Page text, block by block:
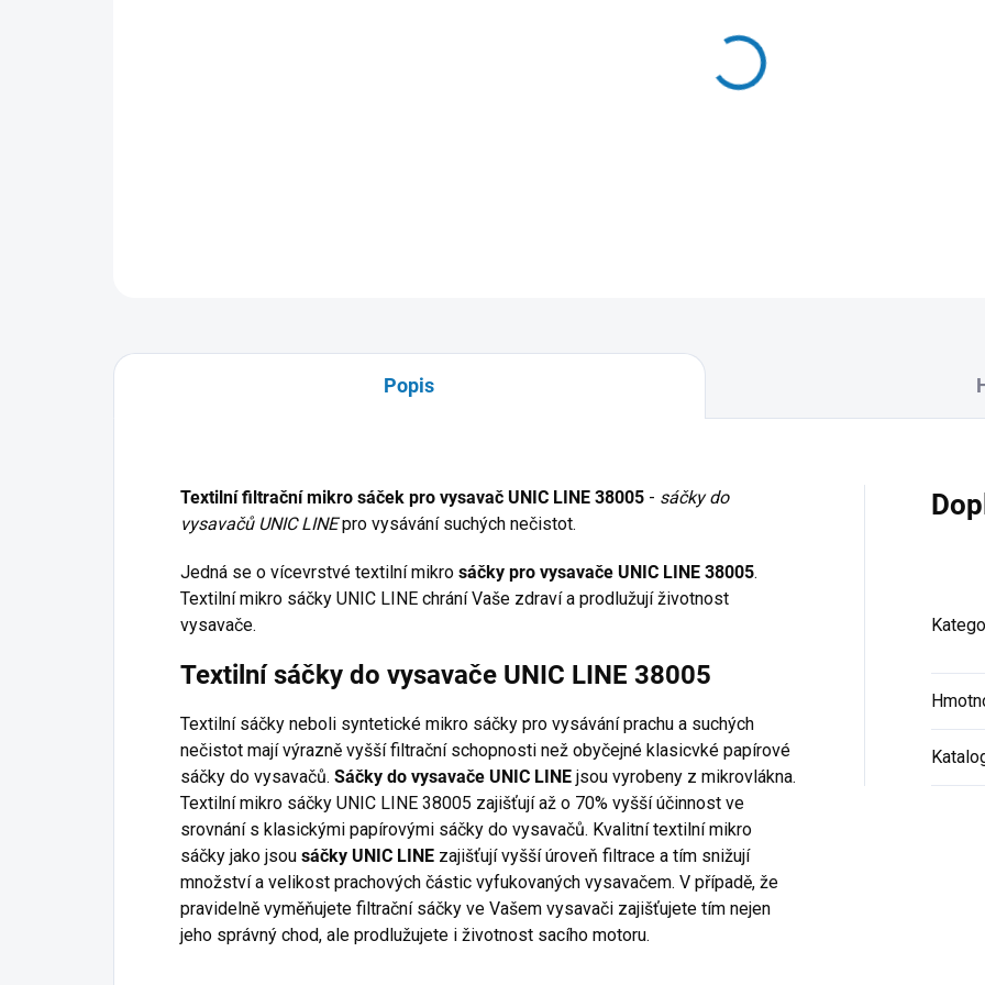
Popis
Textilní filtrační mikro sáček pro vysavač UNIC LINE 38005 - sáčky do
vysavačů UNIC LINEpro vysávání suchých nečistot.
Jedná se o vícevrstvé textilní mikro sáčky pro vysavače UNIC LINE 38005.
Textilní mikro sáčky UNIC LINE chrání Vaše zdraví a prodlužují životnost
vysavače.
Textilní sáčky do vysavače UNIC LINE 38005
Textilní sáčky neboli syntetické mikro sáčky pro vysávání prachu a suchých
nečistot mají výrazně vyšší filtrační schopnosti než obyčejné klasicvké papírové
sáčky do vysavačů. Sáčky do vysavače UNIC LINE jsou vyrobeny z mikrovlákna.
Textilní mikro sáčky UNIC LINE 38005 zajišťují až o 70% vyšší účinnost ve
srovnání s klasickými papírovými sáčky do vysavačů. Kvalitní textilní mikro
sáčky jako jsou sáčky UNIC LINE zajišťují vyšší úroveň filtrace a tím snižují
množství a velikost prachových částic vyfukovaných vysavačem. V případě, že
pravidelně vyměňujete filtrační sáčky ve Vašem vysavači zajišťujete tím nejen
jeho správný chod, ale prodlužujete i životnost sacího motoru.